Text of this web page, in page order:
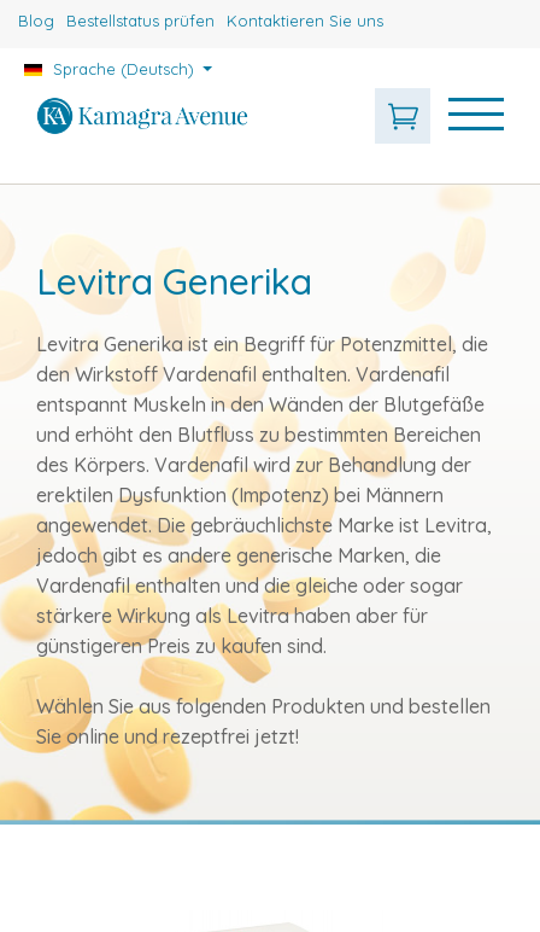
Blog Bestellstatus prüfen Kontaktieren Sie uns
Sprache (Deutsch)
Levitra Generika
Levitra Generika ist ein Begriff für Potenzmittel, die
den Wirkstoff Vardenafil enthalten. Vardenafil
entspannt Muskeln in den Wänden der Blutgefäße
und erhöht den Blutfluss zu bestimmten Bereichen
des Körpers. Vardenafil wird zur Behandlung der
erektilen Dysfunktion (Impotenz) bei Männern
angewendet. Die gebräuchlichste Marke ist Levitra,
jedoch gibt es andere generische Marken, die
Vardenafil enthalten und die gleiche oder sogar
stärkere Wirkung als Levitra haben aber für
günstigeren Preis zu kaufen sind.
Wählen Sie aus folgenden Produkten und bestellen
Sie online und rezeptfrei jetzt!